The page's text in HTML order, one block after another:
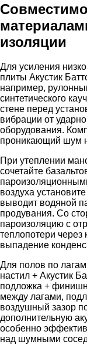
изоляции
Для усиления
плиты Акустик
например,
синтетического
стене перед
вибрации от
оборудования.
проникающий шум
При утеплении
сочетайте
воздуха
выводит водяной
продувания. Со
пароизоляцию с
теплопотери через
выпадение
Для полов по
настил + Акустик
подложка +
между лагами,
воздушный зазор
дополнительную
особенно
над шумными